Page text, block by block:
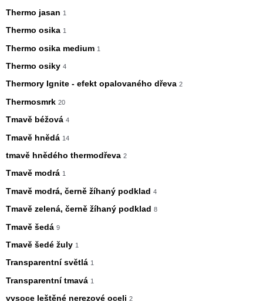
Thermo jasan 1
Thermo osika 1
Thermo osika medium 1
Thermo osiky 4
Thermory Ignite - efekt opalovaného dřeva 2
Thermosmrk 20
Tmavě béžová 4
Tmavě hnědá 14
tmavě hnědého thermodřeva 2
Tmavě modrá 1
Tmavě modrá, černě žíhaný podklad 4
Tmavě zelená, černě žíhaný podklad 8
Tmavě šedá 9
Tmavě šedé žuly 1
Transparentní světlá 1
Transparentní tmavá 1
vysoce leštěné nerezové oceli 2